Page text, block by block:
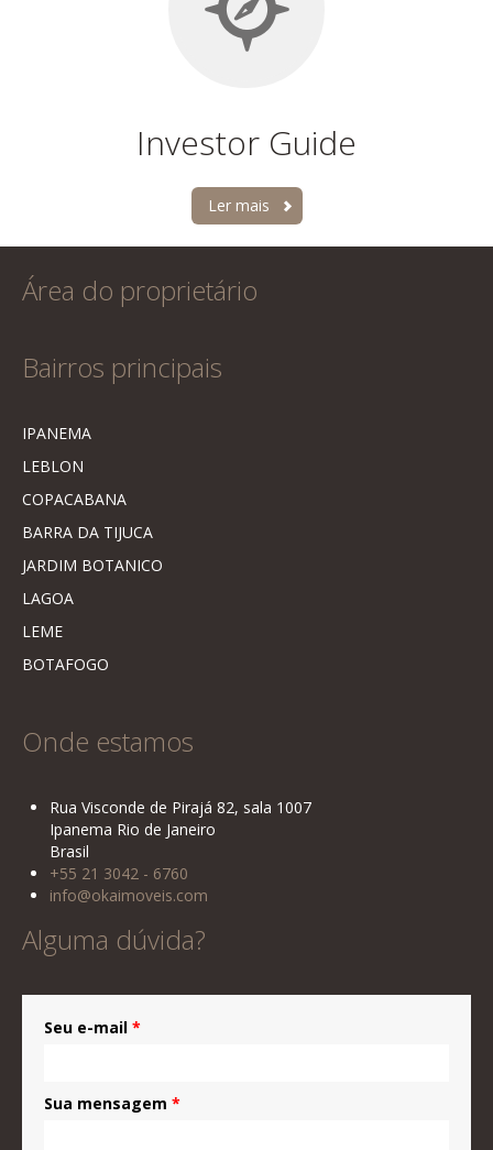
Investor Guide
Ler mais
Área do proprietário
Bairros principais
IPANEMA
LEBLON
COPACABANA
BARRA DA TIJUCA
JARDIM BOTANICO
LAGOA
LEME
BOTAFOGO
Onde estamos
Rua Visconde de Pirajá 82, sala 1007
Ipanema Rio de Janeiro
Brasil
+55 21 3042 - 6760
info@okaimoveis.com
Alguma dúvida?
Seu e-mail *
Sua mensagem *